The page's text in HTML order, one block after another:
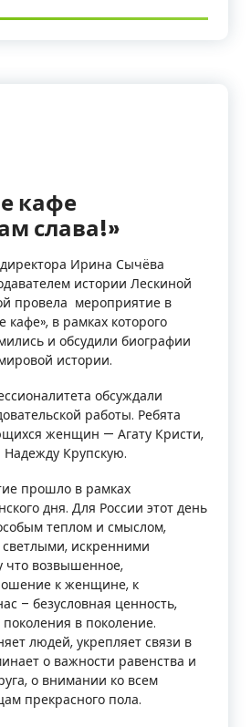
кафе
слава!»
Ирина Сычёва
истории Лескиной
провела мероприятие в
в рамках которого
и обсудили биографии
истории.
обсуждали
работы. Ребята
женщин — Агату Кристи,
Крупскую.
прошло в рамках
дня. Для России этот день
теплом и смыслом,
искренними
что возвышенное,
к женщине, к
– безусловная ценность,
в поколение.
людей, укрепляет связи в
о важности равенства и
о внимании ко всем
прекрасного пола.